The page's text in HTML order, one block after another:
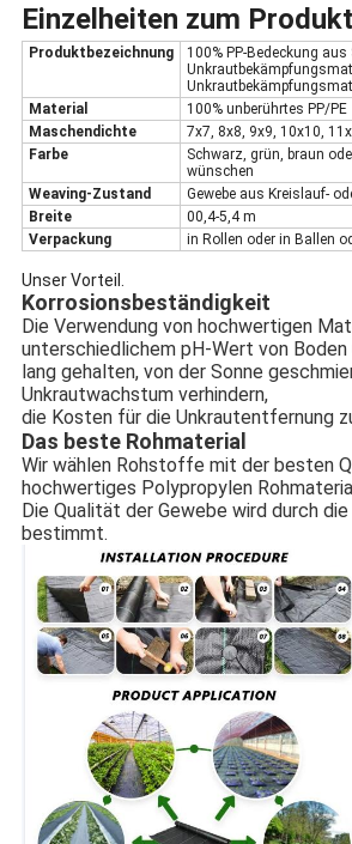
Einzelheiten zum Produkt
Produktbezeichnung
100% PP-Bedeckung aus
Material
100% unberührtes PP/PE
Maschendichte
7x7, 8x8, 9x9, 10x10,
Farbe
Schwarz, grün, braun
wünschen
Weaving-Zustand
Gewebe aus Kreislauf-
Breite
00,4-5,4 m
Verpackung
in Rollen oder in Ballen
Unser Vorteil.
Korrosionsbeständigkeit
Die Verwendung von hochwertigen
unterschiedlichem pH-Wert von Boden
lang gehalten, von der Sonne
Unkrautwachstum verhindern,
die Kosten für die Unkrautentfernung
Das beste Rohmaterial
Wir wählen Rohstoffe mit der besten
hochwertiges Polypropylen Rohmaterial
Die Qualität der Gewebe wird durch
bestimmt.